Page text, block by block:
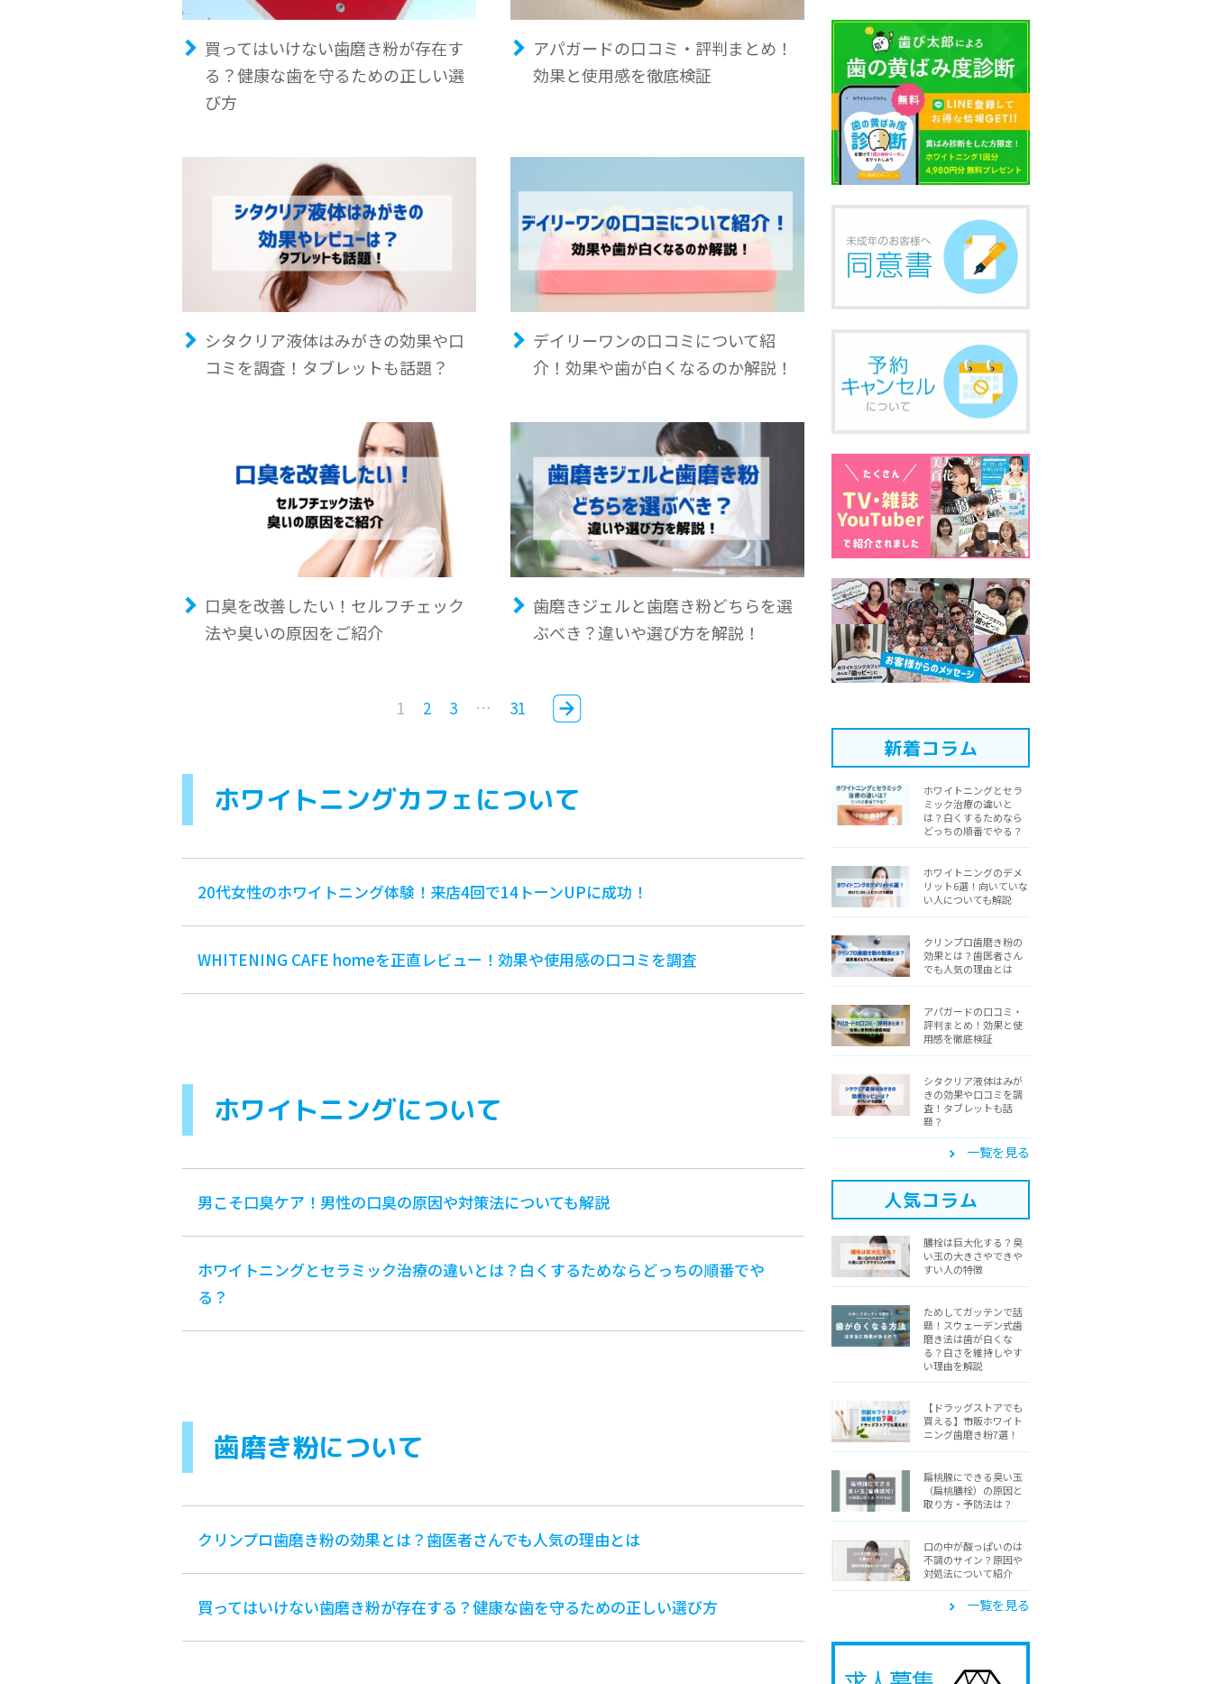
買ってはいけない歯磨き粉が存在す
る？健康な歯を守るための正しい選
び方
アパガードの口コミ・評判まとめ！
効果と使用感を徹底検証
シタクリア液体はみがきの効果や口
コミを調査！タブレットも話題？
デイリーワンの口コミについて紹
介！効果や歯が白くなるのか解説！
口臭を改善したい！セルフチェック
法や臭いの原因をご紹介
歯磨きジェルと歯磨き粉どちらを選
ぶべき？違いや選び方を解説！
1 2 3 … 31
ホワイトニングカフェについて
20代女性のホワイトニング体験！来店4回で14トーンUPに成功！
WHITENING CAFE homeを正直レビュー！効果や使用感の口コミを調査
ホワイトニングについて
男こそ口臭ケア！男性の口臭の原因や対策法についても解説
ホワイトニングとセラミック治療の違いとは？白くするためならどっちの順番でや
る？
歯磨き粉について
クリンプロ歯磨き粉の効果とは？歯医者さんでも人気の理由とは
買ってはいけない歯磨き粉が存在する？健康な歯を守るための正しい選び方
新着コラム
ホワイトニングとセラ
ミック治療の違いと
は？白くするためなら
どっちの順番でやる？
ホワイトニングのデメ
リット6選！向いていな
い人についても解説
クリンプロ歯磨き粉の
効果とは？歯医者さん
でも人気の理由とは
アパガードの口コミ・
評判まとめ！効果と使
用感を徹底検証
シタクリア液体はみが
きの効果や口コミを調
査！タブレットも話
題？
一覧を見る
人気コラム
膿栓は巨大化する？臭
い玉の大きさやできや
すい人の特徴
ためしてガッテンで話
題！スウェーデン式歯
磨き法は歯が白くな
る？白さを維持しやす
い理由を解説
【ドラッグストアでも
買える】市販ホワイト
ニング歯磨き粉7選！
扁桃腺にできる臭い玉
（扁桃膿栓）の原因と
取り方・予防法は？
口の中が酸っぱいのは
不調のサイン？原因や
対処法について紹介
一覧を見る